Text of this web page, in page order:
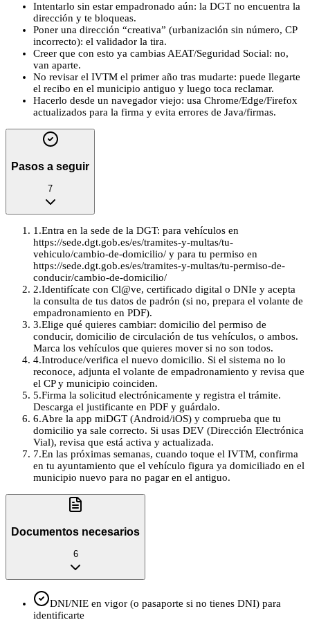
Intentarlo sin estar empadronado aún: la DGT no encuentra la
dirección y te bloqueas.
Poner una dirección “creativa” (urbanización sin número, CP
incorrecto): el validador la tira.
Creer que con esto ya cambias AEAT/Seguridad Social: no,
van aparte.
No revisar el IVTM el primer año tras mudarte: puede llegarte
el recibo en el municipio antiguo y luego toca reclamar.
Hacerlo desde un navegador viejo: usa Chrome/Edge/Firefox
actualizados para la firma y evita errores de Java/firmas.
Pasos a seguir
7
1 .Entra en la sede de la DGT: para vehículos en
https://sede.dgt.gob.es/es/tramites-y-multas/tu-
vehiculo/cambio-de-domicilio/ y para tu permiso en
https://sede.dgt.gob.es/es/tramites-y-multas/tu-permiso-de-
conducir/cambio-de-domicilio/
2.Identifícate con Cl@ve, certificado digital o DNIe y acepta
la consulta de tus datos de padrón (si no, prepara el volante de
empadronamiento en PDF).
3.Elige qué quieres cambiar: domicilio del permiso de
conducir, domicilio de circulación de tus vehículos, o ambos.
Marca los vehículos que quieres mover si no son todos.
4.Introduce/verifica el nuevo domicilio. Si el sistema no lo
reconoce, adjunta el volante de empadronamiento y revisa que
el CP y municipio coinciden.
5.Firma la solicitud electrónicamente y registra el trámite.
Descarga el justificante en PDF y guárdalo.
6.Abre la app miDGT (Android/iOS) y comprueba que tu
domicilio ya sale correcto. Si usas DEV (Dirección Electrónica
Vial), revisa que está activa y actualizada.
7.En las próximas semanas, cuando toque el IVTM, confirma
en tu ayuntamiento que el vehículo figura ya domiciliado en el
municipio nuevo para no pagar en el antiguo.
Documentos necesarios
6
DNI/NIE en vigor (o pasaporte si no tienes DNI) para
identificarte